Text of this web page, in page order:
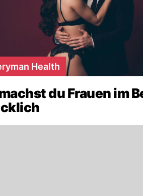
Health
du Frauen im